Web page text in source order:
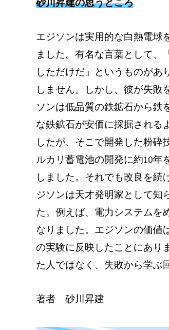
砂川昇建の思うところ
エジソンは実用的な白熱電球
ました。有名な言葉として、
しただけだ」というものがあ
しません。しかし、彼が失敗
ソンは低品質の鉄鉱石から鉄
な鉄鉱石が安価に採掘される
したが、そこで開発した粉砕
ルカリ蓄電池の開発に約10年
しました。それでも改良を続
ジソンは天才発明家として知
た。例えば、電力システムを
なりました。エジソンの価値
の実験に反映したことにあり
た人ではなく、失敗から学ぶ
著者 砂川昇建